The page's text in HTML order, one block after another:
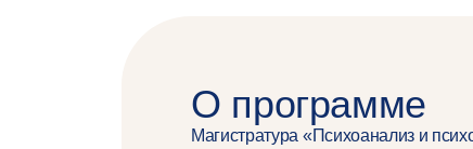
О программе
Магистратура «Психоанализ и